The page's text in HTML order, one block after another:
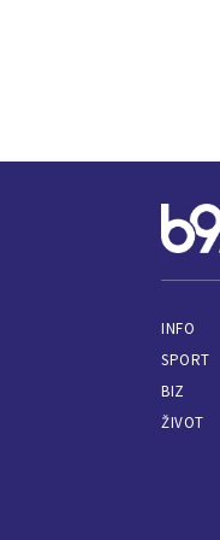
INFO
SPORT
BIZ
ŽIVOT